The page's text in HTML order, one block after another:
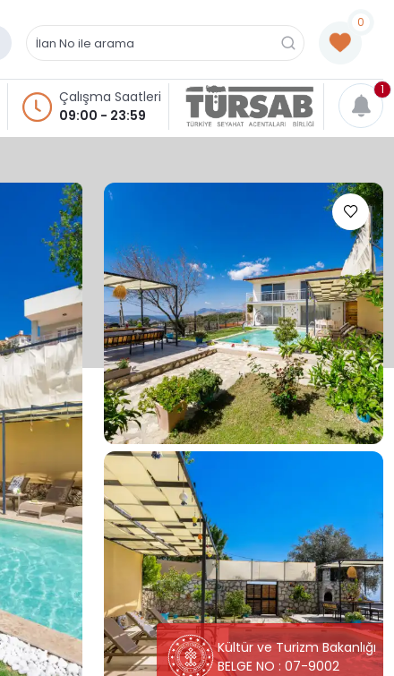
0
Çalışma Saatleri
09:00 - 23:59
1
Kültür ve Turizm Bakanlığı
BELGE NO : 07-9002